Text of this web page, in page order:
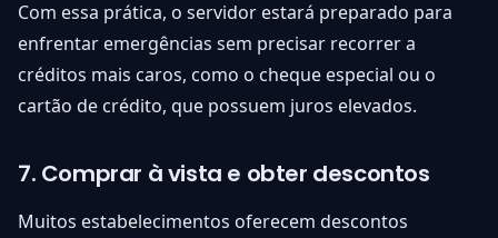
Com essa prática, o servidor estará preparado para
enfrentar emergências sem precisar recorrer a
créditos mais caros, como o cheque especial ou o
cartão de crédito, que possuem juros elevados.
7. Comprar à vista e obter descontos
Muitos estabelecimentos oferecem descontos